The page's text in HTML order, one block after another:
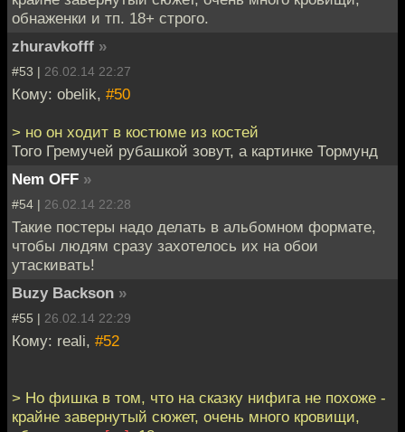
обнаженки и тп. 18+ строго.
zhuravkofff »
#53 | 26.02.14 22:27
Кому: obelik, #50
> но он ходит в костюме из костей
Того Гремучей рубашкой зовут, а картинке Тормунд
Nem OFF »
#54 | 26.02.14 22:28
Такие постеры надо делать в альбомном формате,
чтобы людям сразу захотелось их на обои
утаскивать!
Buzy Backson »
#55 | 26.02.14 22:29
Кому: reali, #52
> Но фишка в том, что на сказку нифига не похоже -
крайне завернутый сюжет, очень много кровищи,